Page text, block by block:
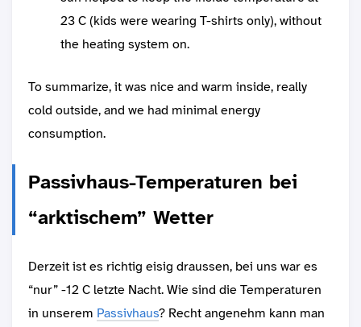
23 C (kids were wearing T-shirts only), without
the heating system on.
To summarize, it was nice and warm inside, really
cold outside, and we had minimal energy
consumption.
Passivhaus-Temperaturen bei
“arktischem” Wetter
Derzeit ist es richtig eisig draussen, bei uns war es
“nur” -12 C letzte Nacht. Wie sind die Temperaturen
in unserem Passivhaus? Recht angenehm kann man